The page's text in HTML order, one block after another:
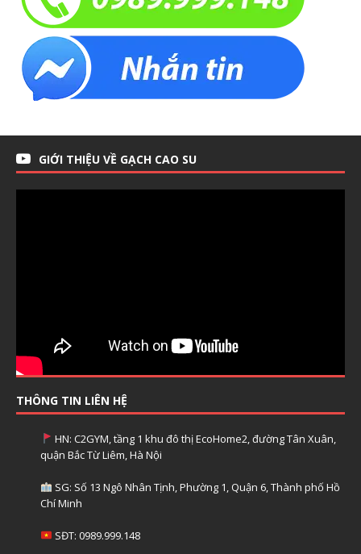
GIỚI THIỆU VỀ GẠCH CAO SU
THÔNG TIN LIÊN HỆ
HN: C2GYM, tầng 1 khu đô thị EcoHome2, đường Tân Xuân,
quận Bắc Từ Liêm, Hà Nội
SG: Số 13 Ngô Nhân Tịnh, Phường 1, Quận 6, Thành phố Hồ
Chí Minh
SĐT: 0989.999.148